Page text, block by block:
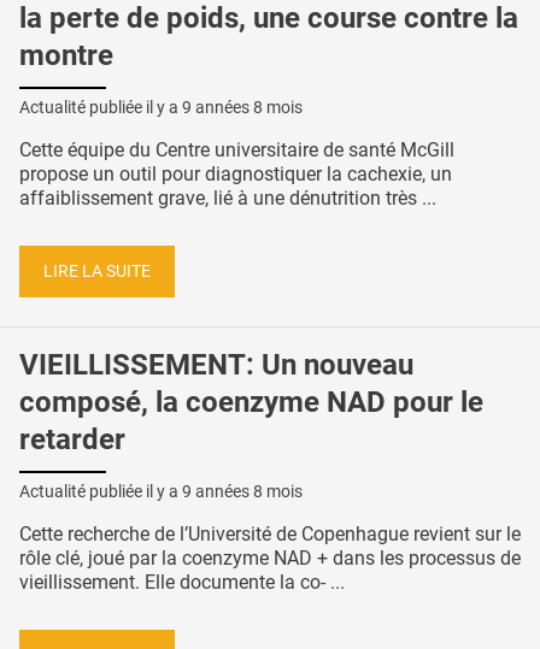
la perte de poids, une course contre la
montre
Actualité publiée il y a 9 années 8 mois
Cette équipe du Centre universitaire de santé McGill
propose un outil pour diagnostiquer la cachexie, un
affaiblissement grave, lié à une dénutrition très ...
LIRE LA SUITE
VIEILLISSEMENT: Un nouveau
composé, la coenzyme NAD pour le
retarder
Actualité publiée il y a 9 années 8 mois
Cette recherche de l’Université de Copenhague revient sur le
rôle clé, joué par la coenzyme NAD + dans les processus de
vieillissement. Elle documente la co- ...